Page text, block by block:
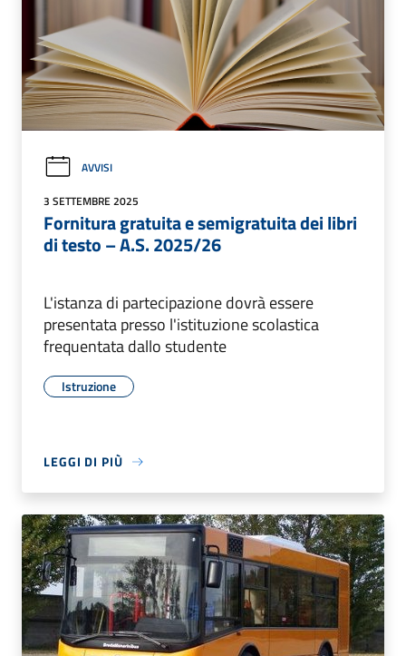
AVVISI
3 SETTEMBRE 2025
Fornitura gratuita e semigratuita dei libri
di testo – A.S. 2025/26
L'istanza di partecipazione dovrà essere
presentata presso l'istituzione scolastica
frequentata dallo studente
Istruzione
LEGGI DI PIÙ